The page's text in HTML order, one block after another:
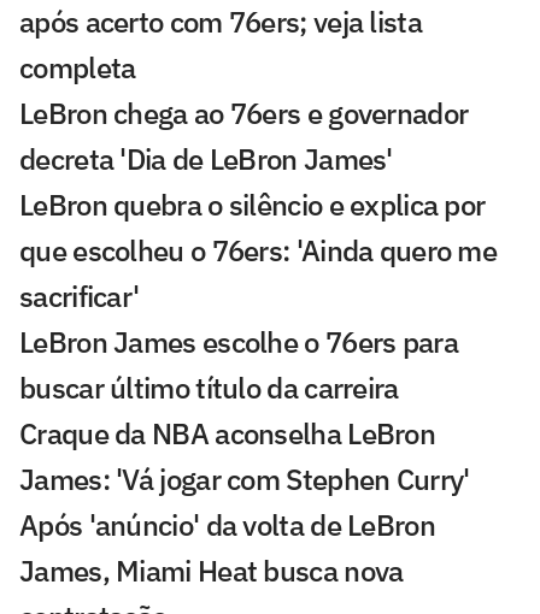
após acerto com 76ers; veja lista
completa
LeBron chega ao 76ers e governador
decreta 'Dia de LeBron James'
LeBron quebra o silêncio e explica por
que escolheu o 76ers: 'Ainda quero me
sacrificar'
LeBron James escolhe o 76ers para
buscar último título da carreira
Craque da NBA aconselha LeBron
James: 'Vá jogar com Stephen Curry'
Após 'anúncio' da volta de LeBron
James, Miami Heat busca nova